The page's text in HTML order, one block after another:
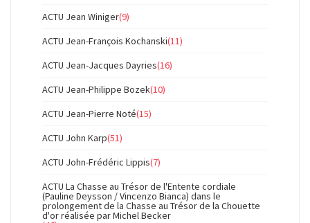
ACTU Jean Winiger(9)
ACTU Jean-François Kochanski(11)
ACTU Jean-Jacques Dayries(16)
ACTU Jean-Philippe Bozek(10)
ACTU Jean-Pierre Noté(15)
ACTU John Karp(51)
ACTU John-Frédéric Lippis(7)
ACTU La Chasse au Trésor de l'Entente cordiale
(Pauline Deysson / Vincenzo Bianca) dans le
prolongement de la Chasse au Trésor de la Chouette
d'or réalisée par Michel Becker